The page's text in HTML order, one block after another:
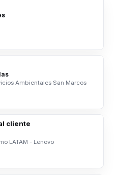
Ambientales San Marcos
cliente
LATAM - Lenovo